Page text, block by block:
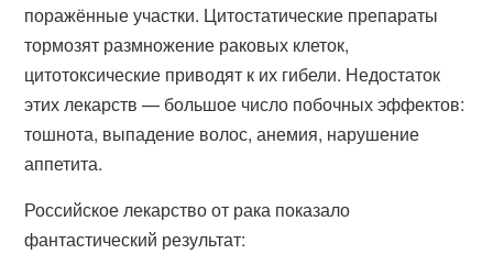
поражённые участки. Цитостатические препараты
тормозят размножение раковых клеток,
цитотоксические приводят к их гибели. Недостаток
этих лекарств — большое число побочных эффектов:
тошнота, выпадение волос, анемия, нарушение
аппетита.
Российское лекарство от рака показало
фантастический результат: